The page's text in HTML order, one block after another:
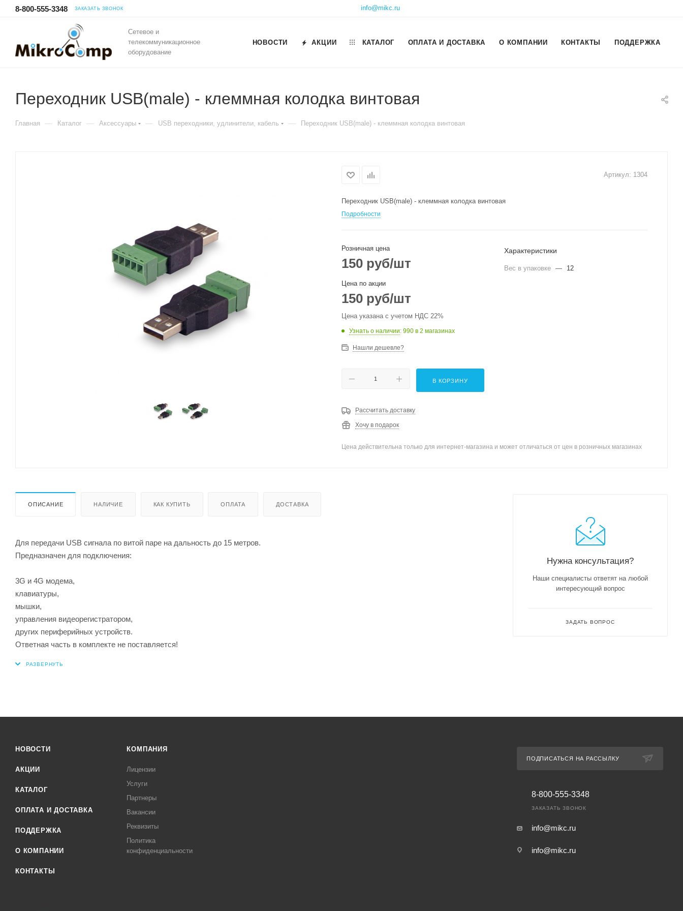
8-800-555-3348 ЗАКАЗАТЬ ЗВОНОК info@mikc.ru
Сетевое и
телекоммуникационное
оборудование
НОВОСТИ АКЦИИ КАТАЛОГ ОПЛАТА И ДОСТАВКА О КОМПАНИИ КОНТАКТЫ ПОДДЕРЖКА
Переходник USB(male) - клеммная колодка винтовая
Главная — Каталог — Аксессуары — USB переходники, удлинители, кабель — Переходник USB(male) - клеммная колодка винтовая
Артикул: 1304
Переходник USB(male) - клеммная колодка винтовая
Подробности
Розничная цена
150 руб/шт
Цена по акции
150 руб/шт
Цена указана с учетом НДС 22%
Узнать о наличии: 990 в 2 магазинах
Нашли дешевле?
В КОРЗИНУ
Рассчитать доставку
Хочу в подарок
Характеристики
Вес в упаковке — 12
Цена действительна только для интернет-магазина и может отличаться от цен в розничных магазинах
ОПИСАНИЕ НАЛИЧИЕ КАК КУПИТЬ ОПЛАТА ДОСТАВКА
Для передачи USB сигнала по витой паре на дальность до 15 метров.
Предназначен для подключения:
3G и 4G модема,
клавиатуры,
мышки,
управления видеорегистратором,
других периферийных устройств.
Ответная часть в комплекте не поставляется!
Нужна консультация?
Наши специалисты ответят на любой
интересующий вопрос
ЗАДАТЬ ВОПРОС
НОВОСТИ
АКЦИИ
КАТАЛОГ
ОПЛАТА И ДОСТАВКА
ПОДДЕРЖКА
О КОМПАНИИ
КОНТАКТЫ
КОМПАНИЯ
Лицензии
Услуги
Партнеры
Вакансии
Реквизиты
Политика
конфиденциальности
ПОДПИСАТЬСЯ НА РАССЫЛКУ
8-800-555-3348
ЗАКАЗАТЬ ЗВОНОК
info@mikc.ru
info@mikc.ru